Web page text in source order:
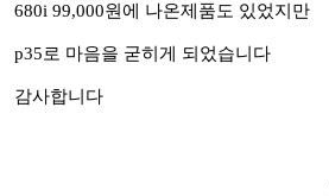
680i 99,000원에 나온제품도 있었지만
p35로 마음을 굳히게 되었습니다
감사합니다